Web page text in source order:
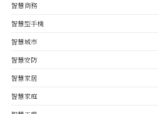
智慧商務
智慧型手機
智慧城市
智慧安防
智慧家居
智慧家庭